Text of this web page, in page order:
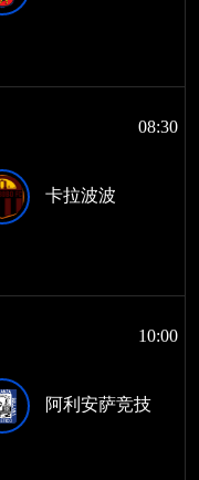
08:30
卡拉波波
10:00
阿利安萨竞技